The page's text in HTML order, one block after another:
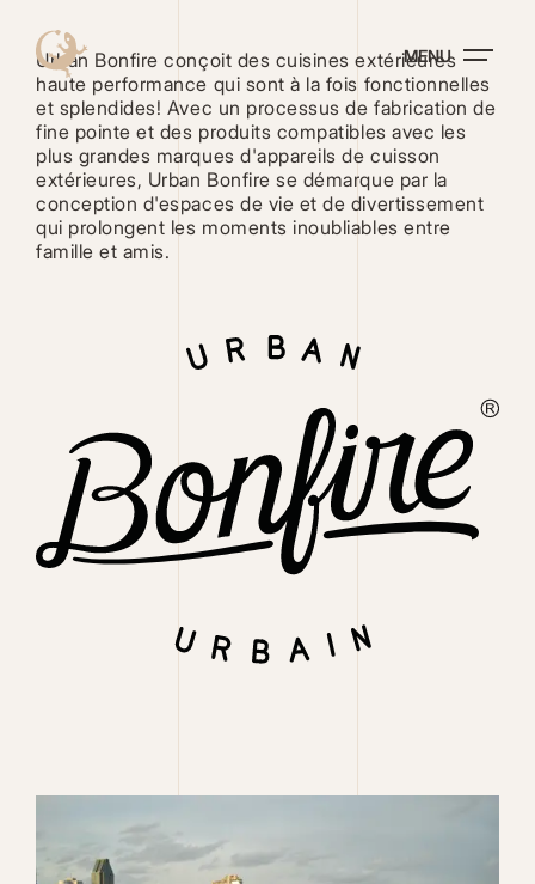
contenu
principal
MENU
Les cookies multimédias sont désactivés. Acceptez-
vous l'utilisation de cookies pour afficher et vous
PARAMÉTRER LES COOKIES J'ACCEPTE
Urban Bonfire conçoit des cuisines extérieures
haute performance qui sont à la fois fonctionnelles
et splendides! Avec un processus de fabrication de
fine pointe et des produits compatibles avec les
plus grandes marques d'appareils de cuisson
extérieures, Urban Bonfire se démarque par la
conception d'espaces de vie et de divertissement
qui prolongent les moments inoubliables entre
famille et amis.